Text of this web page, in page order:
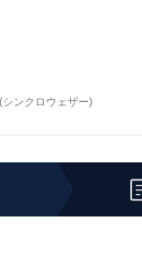
ンクロウェザー)